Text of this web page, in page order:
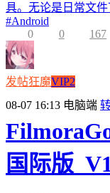
具。无论是日常文
#Android
0
0 167
发帖狂魔VIP2
08-07 16:13 电脑端
国际版